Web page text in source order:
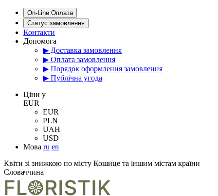
On-Line Оплата
Статус замовлення
Контакти
Допомога
▶ Доставка замовлення
▶ Оплата замовлення
▶ Порядок оформлення замовлення
▶ Публічна угода
Цiни у
EUR
EUR
PLN
UAH
USD
Мова ru en
Квіти зі знижкою по місту Кошице та іншим містам країни
Словаччина